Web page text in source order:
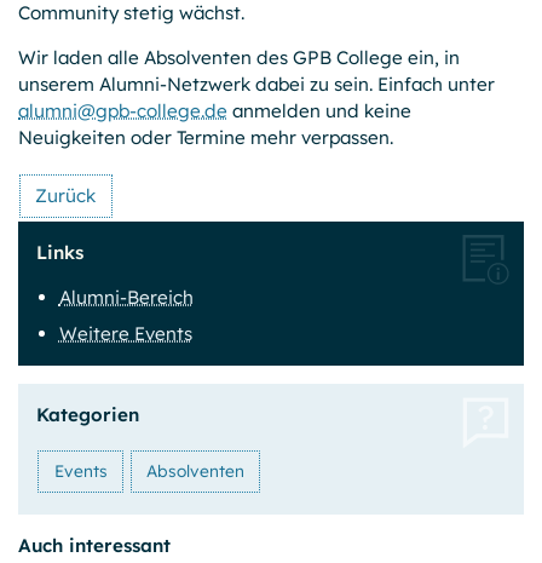
Community stetig wächst.
Wir laden alle Absolventen des GPB College ein, in
unserem Alumni-Netzwerk dabei zu sein. Einfach unter
alumni@gpb-college.de anmelden und keine
Neuigkeiten oder Termine mehr verpassen.
Zurück
Links
Alumni-Bereich
Weitere Events
Kategorien
Events Absolventen
Auch interessant
Cookie Laufzeit:
Einverständnis-Cookie
cookie_consent
Anbieter:
Zweck:
Dieser Cookie speichert die ausgewählten Einverständnis-
Optionen bzgl. der Cookie-Nutzung
OPTIONALE COOKIES
Wir nutzen Analyse-Tools, um vollständig anonyme
Daten über die Nutzung dieser Website zu erfassen.